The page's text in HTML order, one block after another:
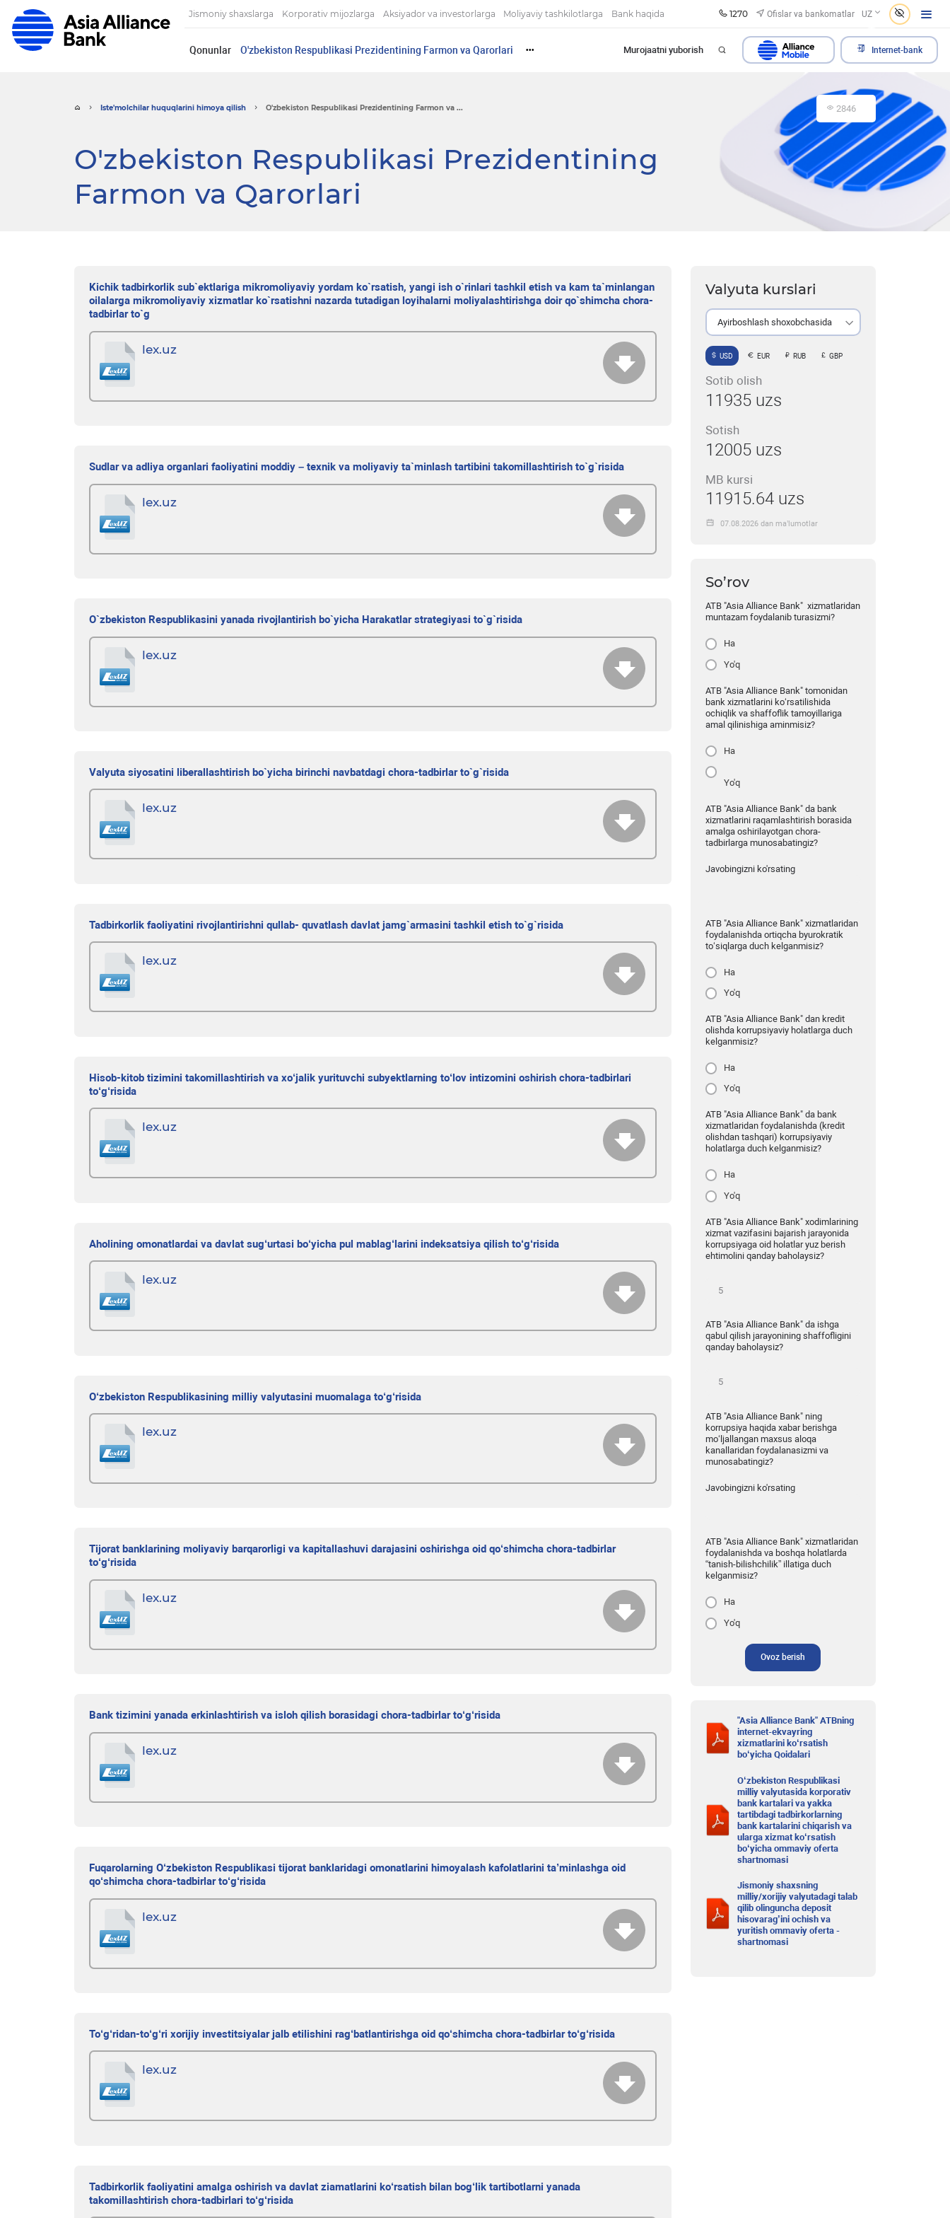
Jismoniy shaxslarga Korporativ mijozlarga Aksiyador va investorlarga Moliyaviy tashkilotlarga Bank haqida 1270 Ofislar va bankomatlar UZ
Qonunlar O'zbekiston Respublikasi Prezidentining Farmon va Qarorlari ••• Murojaatni yuborish Internet-bank
Iste'molchilar huquqlarini himoya qilish O'zbekiston Respublikasi Prezidentining Farmon va ... 2846
O'zbekiston Respublikasi Prezidentining
Farmon va Qarorlari
Kichik tadbirkorlik sub`ektlariga mikromoliyaviy yordam ko`rsatish, yangi ish o`rinlari tashkil etish va kam ta`minlangan
oilalarga mikromoliyaviy xizmatlar ko`rsatishni nazarda tutadigan loyihalarni moliyalashtirishga doir qo`shimcha chora-
tadbirlar to`g
lex.uz
Sudlar va adliya organlari faoliyatini moddiy – texnik va moliyaviy ta`minlash tartibini takomillashtirish to`g`risida
lex.uz
O`zbekiston Respublikasini yanada rivojlantirish bo`yicha Harakatlar strategiyasi to`g`risida
lex.uz
Valyuta siyosatini liberallashtirish bo`yicha birinchi navbatdagi chora-tadbirlar to`g`risida
lex.uz
Tadbirkorlik faoliyatini rivojlantirishni qullab- quvatlash davlat jamg`armasini tashkil etish to`g`risida
lex.uz
Hisob-kitob tizimini takomillashtirish va xo‘jalik yurituvchi subyektlarning to‘lov intizomini oshirish chora-tadbirlari
to‘g‘risida
lex.uz
Aholining omonatlardai va davlat sug‘urtasi bo‘yicha pul mablag‘larini indeksatsiya qilish to‘g‘risida
lex.uz
O‘zbekiston Respublikasining milliy valyutasini muomalaga to‘g‘risida
lex.uz
Tijorat banklarining moliyaviy barqarorligi va kapitallashuvi darajasini oshirishga oid qo‘shimcha chora-tadbirlar
to‘g‘risida
lex.uz
Bank tizimini yanada erkinlashtirish va isloh qilish borasidagi chora-tadbirlar to‘g‘risida
lex.uz
Fuqarolarning O‘zbekiston Respublikasi tijorat banklaridagi omonatlarini himoyalash kafolatlarini ta’minlashga oid
qo‘shimcha chora-tadbirlar to‘g‘risida
lex.uz
To‘g‘ridan-to‘g‘ri xorijiy investitsiyalar jalb etilishini rag‘batlantirishga oid qo‘shimcha chora-tadbirlar to‘g‘risida
lex.uz
Tadbirkorlik faoliyatini amalga oshirish va davlat ziamatlarini ko‘rsatish bilan bog‘lik tartibotlarni yanada
takomillashtirish chora-tadbirlari to‘g‘risida
Valyuta kurslari
Ayirboshlash shoxobchasida
USD EUR RUB GBP
Sotib olish
11935 uzs
Sotish
12005 uzs
MB kursi
11915.64 uzs
07.08.2026 dan ma’lumotlar
So’rov
ATB "Asia Alliance Bank" xizmatlaridan
muntazam foydalanib turasizmi?
Ha
Yo'q
ATB "Asia Alliance Bank" tomonidan
bank xizmatlarini ko‘rsatilishida
ochiqlik va shaffoflik tamoyillariga
amal qilinishiga aminmisiz?
Ha
Yo'q
ATB "Asia Alliance Bank" da bank
xizmatlarini raqamlashtirish borasida
amalga oshirilayotgan chora-
tadbirlarga munosabatingiz?
Javobingizni ko'rsating
ATB "Asia Alliance Bank" xizmatlaridan
foydalanishda ortiqcha byurokratik
to‘siqlarga duch kelganmisiz?
Ha
Yo'q
ATB "Asia Alliance Bank" dan kredit
olishda korrupsiyaviy holatlarga duch
kelganmisiz?
Ha
Yo'q
ATB "Asia Alliance Bank" da bank
xizmatlaridan foydalanishda (kredit
olishdan tashqari) korrupsiyaviy
holatlarga duch kelganmisiz?
Ha
Yo'q
ATB "Asia Alliance Bank" xodimlarining
xizmat vazifasini bajarish jarayonida
korrupsiyaga oid holatlar yuz berish
ehtimolini qanday baholaysiz?
ATB "Asia Alliance Bank" da ishga
qabul qilish jarayonining shaffofligini
qanday baholaysiz?
ATB "Asia Alliance Bank" ning
korrupsiya haqida xabar berishga
mo‘ljallangan maxsus aloqa
kanallaridan foydalanasizmi va
munosabatingiz?
Javobingizni ko'rsating
ATB "Asia Alliance Bank" xizmatlaridan
foydalanishda va boshqa holatlarda
“tanish-bilishchilik” illatiga duch
kelganmisiz?
Ha
Yo'q
Ovoz berish
"Asia Alliance Bank" ATBning
internet-ekvayring
xizmatlarini ko‘rsatish
bo‘yicha Qoidalari
O‘zbekiston Respublikasi
milliy valyutasida korporativ
bank kartalari va yakka
tartibdagi tadbirkorlarning
bank kartalarini chiqarish va
ularga xizmat ko‘rsatish
bo‘yicha ommaviy oferta
shartnomasi
Jismoniy shaxsning
milliy/xorijiy valyutadagi talab
qilib olinguncha deposit
hisovarag’ini ochish va
yuritish ommaviy oferta -
shartnomasi